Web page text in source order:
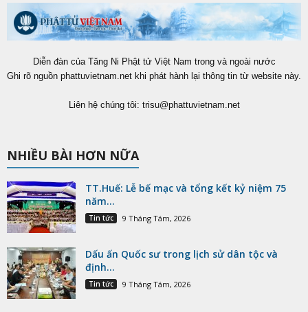
Diễn đàn của Tăng Ni Phật tử Việt Nam trong và ngoài nước
Ghi rõ nguồn phattuvietnam.net khi phát hành lại thông tin từ website này.
Liên hệ chúng tôi: trisu@phattuvietnam.net
NHIỀU BÀI HƠN NỮA
TT.Huế: Lễ bế mạc và tổng kết kỷ niệm 75
năm...
Tin tức 9 Tháng Tám, 2026
Dấu ấn Quốc sư trong lịch sử dân tộc và
định...
Tin tức 9 Tháng Tám, 2026